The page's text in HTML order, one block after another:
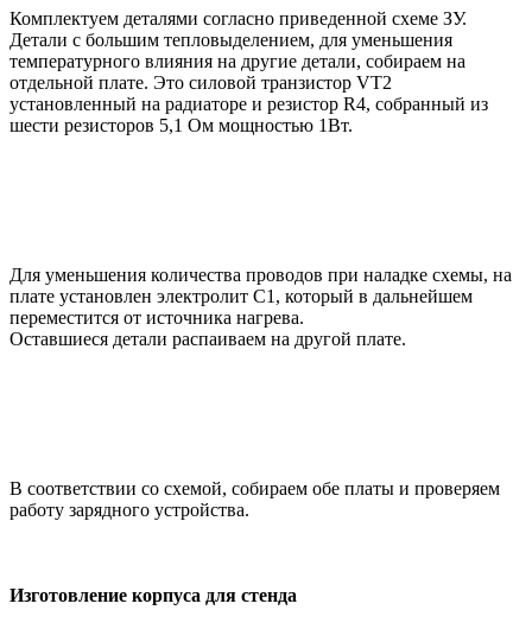
Комплектуем деталями согласно приведенной схеме ЗУ.
Детали с большим тепловыделением, для уменьшения
температурного влияния на другие детали, собираем на
отдельной плате. Это силовой транзистор VТ2
установленный на радиаторе и резистор R4, собранный из
шести резисторов 5,1 Ом мощностью 1Вт.
Для уменьшения количества проводов при наладке схемы, на
плате установлен электролит С1, который в дальнейшем
переместится от источника нагрева.
Оставшиеся детали распаиваем на другой плате.
В соответствии со схемой, собираем обе платы и проверяем
работу зарядного устройства.
Изготовление корпуса для стенда